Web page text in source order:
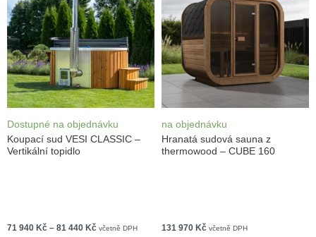
Dostupné na objednávku
Koupací sud VESI CLASSIC –
Vertikální topidlo
71 940 Kč – 81 440 Kč včetně DPH
na objednávku
Hranatá sudová sauna z
thermowood – CUBE 160
131 970 Kč včetně DPH